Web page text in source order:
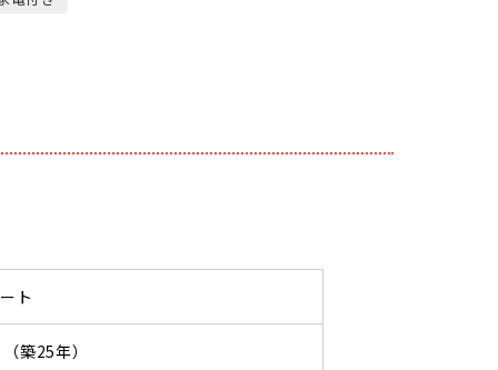
ト
築25年）